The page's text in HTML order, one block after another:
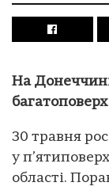
На
30 травня
у
області.